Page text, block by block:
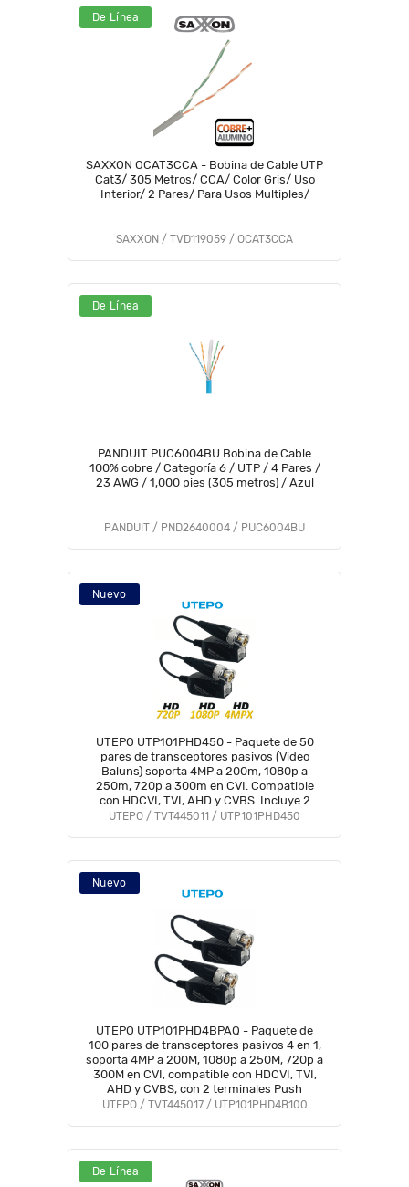
De Línea
SAXXON OCAT3CCA - Bobina de Cable UTP
Cat3/ 305 Metros/ CCA/ Color Gris/ Uso
Interior/ 2 Pares/ Para Usos Multiples/
SAXXON / TVD119059 / OCAT3CCA
De Línea
PANDUIT PUC6004BU Bobina de Cable
100% cobre / Categoría 6 / UTP / 4 Pares /
23 AWG / 1,000 pies (305 metros) / Azul
PANDUIT / PND2640004 / PUC6004BU
Nuevo
UTEPO UTP101PHD450 - Paquete de 50
pares de transceptores pasivos (Video
Baluns) soporta 4MP a 200m, 1080p a
250m, 720p a 300m en CVI. Compatible
con HDCVI, TVI, AHD y CVBS. Incluye 2
terminales Push para fácil conexión.
UTEPO / TVT445011 / UTP101PHD450
Nuevo
UTEPO UTP101PHD4BPAQ - Paquete de
100 pares de transceptores pasivos 4 en 1,
soporta 4MP a 200M, 1080p a 250M, 720p a
300M en CVI, compatible con HDCVI, TVI,
AHD y CVBS, con 2 terminales Push
UTEPO / TVT445017 / UTP101PHD4B100
De Línea